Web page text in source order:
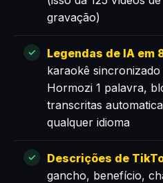
gravação)
Legendas de IA em
karaokê
Hormozi 1 palavra,
transcritas
qualquer idioma
Descrições de
gancho, benefício,